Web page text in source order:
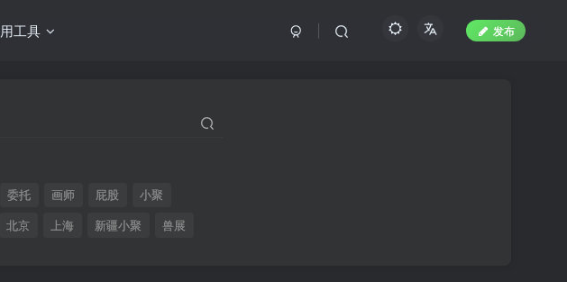
工具 发布
委托 画师 屁股
小聚
北京 上海 新疆小聚 兽展